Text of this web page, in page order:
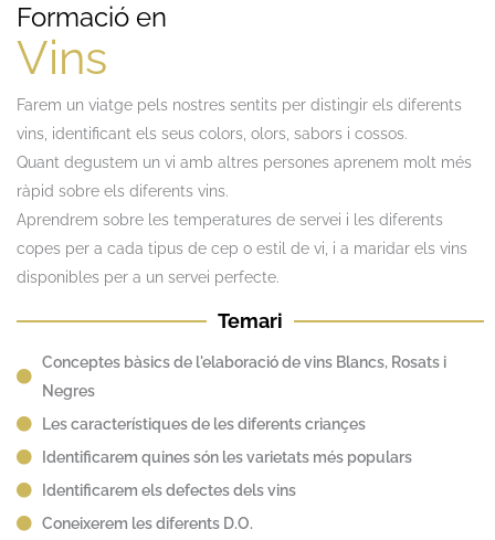
Formació en
Vins
Farem un viatge pels nostres sentits per distingir els diferents
vins, identificant els seus colors, olors, sabors i cossos.
Quant degustem un vi amb altres persones aprenem molt més
ràpid sobre els diferents vins.
Aprendrem sobre les temperatures de servei i les diferents
copes per a cada tipus de cep o estil de vi, i a maridar els vins
disponibles per a un servei perfecte.
Temari
Conceptes bàsics de l'elaboració de vins Blancs, Rosats i
Negres
Les característiques de les diferents criançes
Identificarem quines són les varietats més populars
Identificarem els defectes dels vins
Coneixerem les diferents D.O.